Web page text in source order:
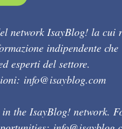
network IsayBlog! la cui
indipendente che
esperti del settore.
info@isayblog.com
in the IsayBlog! network.